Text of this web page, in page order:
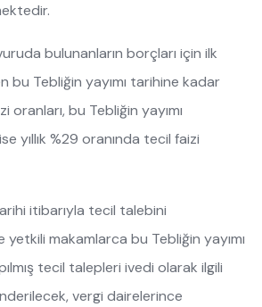
bulunanların borçları için ilk
bu Tebliğin yayımı tarihine kadar
bu Tebliğin yayımı
yıllık %29 oranında tecil faizi
itibarıyla tecil talebini
makamlarca bu Tebliğin yayımı
tecil talepleri ivedi olarak ilgili
vergi dairelerince